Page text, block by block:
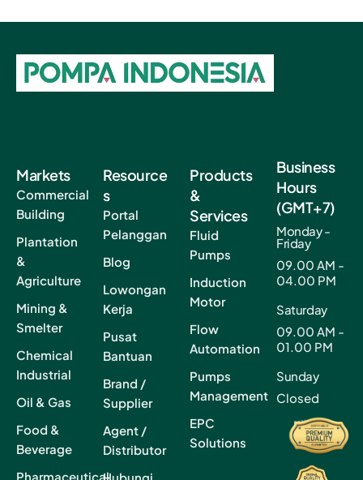
Markets
Commercial
Building
Plantation
&
Agriculture
Mining &
Smelter
Chemical
Industrial
Oil & Gas
Food &
Beverage
Pharmaceutical
Resource
s
Portal
Pelanggan
Blog
Lowongan
Kerja
Pusat
Bantuan
Brand /
Supplier
Agent /
Distributor
Products
&
Services
Fluid
Pumps
Induction
Motor
Flow
Automation
Pumps
Management
EPC
Solutions
Business
Hours
(GMT+7)
Monday -
Friday
09.00 AM -
04.00 PM
Saturday
09.00 AM -
01.00 PM
Sunday
Closed